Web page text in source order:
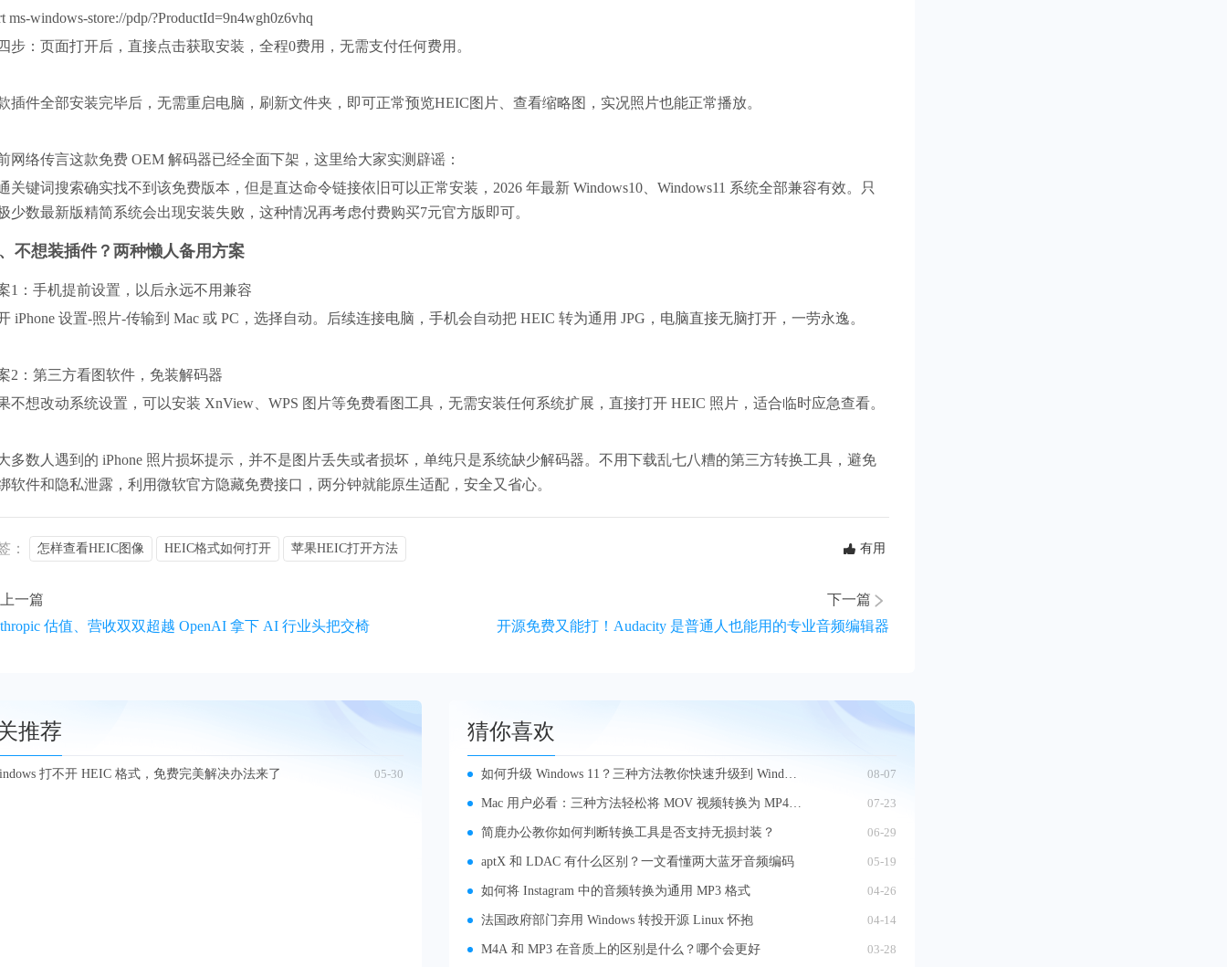
ms-windows-store://pdp/?ProductId=9n4wgh0z6vhq
步：页面打开后，直接点击获取安装，全程0费用，无需支付任何费用。
插件全部安装完毕后，无需重启电脑，刷新文件夹，即可正常预览HEIC图片、查看缩略图，实况照片也能正常播放。
网络传言这款免费 OEM 解码器已经全面下架，这里给大家实测辟谣：
关键词搜索确实找不到该免费版本，但是直达命令链接依旧可以正常安装，2026 年最新 Windows10、Windows11 系统全部兼容有效。
只
少数最新版精简系统会出现安装失败，这种情况再考虑付费购买7元官方版即可。
不想装插件？两种懒人备用方案
1：手机提前设置，以后永远不用兼容
iPhone 设置-照片-传输到 Mac 或 PC，选择自动。后续连接电脑，手机会自动把 HEIC 转为通用 JPG，电脑直接无脑打开，一劳永逸。
2：第三方看图软件，免装解码器
不想改动系统设置，可以安装 XnView、WPS 图片等免费看图工具，无需安装任何系统扩展，直接打开 HEIC 照片，适合临时应急查看。
多数人遇到的 iPhone 照片损坏提示，并不是图片丢失或者损坏，单纯只是系统缺少解码器。 不用下载乱七八糟的第三方转换工具，避免
软件和隐私泄露，利用微软官方隐藏免费接口，两分钟就能原生适配，安全又省心。
： 怎样查看HEIC图像 HEIC格式如何打开 苹果HEIC打开方法 有用
上一篇
估值、营收双双超越 OpenAI 拿下 AI 行业头把交椅
下一篇
开源免费又能打！Audacity 是普通人也能用的专业音频编辑器
推荐
打不开 HEIC 格式，免费完美解决办法来了 05-30
猜你喜欢
如何升级 Windows 11？三种方法教你快速升级到 Window
08-07
Mac 用户必看：三种方法轻松将 MOV 视频转换为 MP4
07-23
简鹿办公教你如何判断转换工具是否支持无损封装？ 06-29
aptX 和 LDAC 有什么区别？一文看懂两大蓝牙音频编码 05-19
如何将 Instagram 中的音频转换为通用 MP3 格式 04-26
法国政府部门弃用 Windows 转投开源 Linux 怀抱 04-14
M4A 和 MP3 在音质上的区别是什么？哪个会更好 03-28